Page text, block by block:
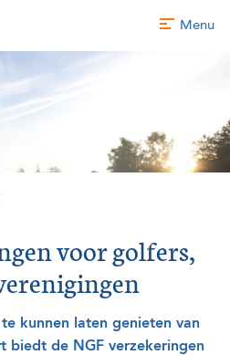
Menu
voor golfers,
kunnen laten genieten van
biedt de NGF verzekeringen